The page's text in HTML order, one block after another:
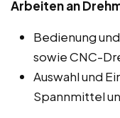
Arbeiten an
Bedienung
sowie CNC-
Auswahl und
Spannmittel